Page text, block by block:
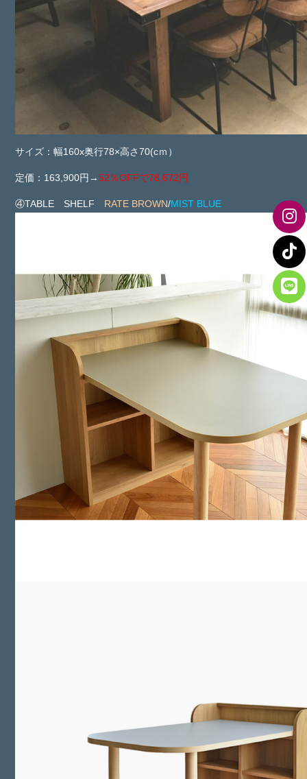
サイズ：幅160x奥行78×高さ70(cｍ）
定価：163,900円→52％OFFで78,672円
④TABLE SHELF RATE BROWN/MIST BLUE